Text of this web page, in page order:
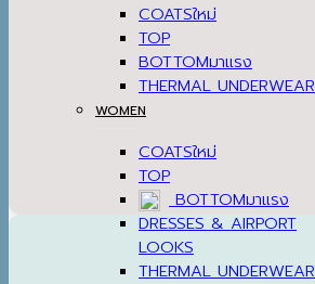
COATS
TOP
BOTTOM
THERMAL UNDERWEAR
WOMEN
COATS
TOP
BOTTOM
DRESSES & AIRPORT
LOOKS
THERMAL UNDERWEAR